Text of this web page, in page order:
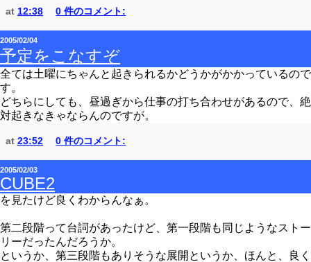
at 12:38 0 件のコメント:
2005/02/04
予定をこなすぞ
全ては土曜にちゃんと起きられるかどうかがかかっているので
す。
どちらにしても、昼過ぎから仕事の打ち合わせがあるので、絶
対起きなきゃならんのですが。
at 23:52 0 件のコメント:
2005/02/03
CUBE2
を見たけど良くわからんなぁ。
第二段階って台詞があったけど、第一段階も同じようなストー
リーだったんだろうか。
というか、第三段階もありそうな展開というか、ほんと、良く